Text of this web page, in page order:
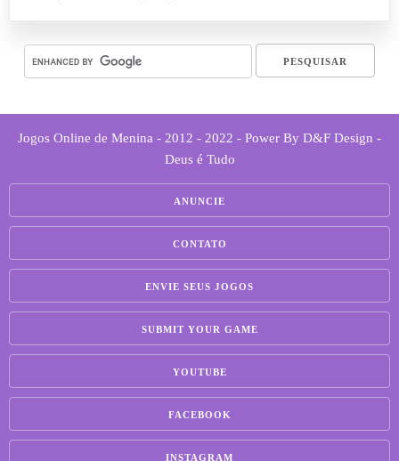
Jogos Online de Menina - 2012 - 2022 - Power By D&F Design -
Deus é Tudo
ANUNCIE
CONTATO
ENVIE SEUS JOGOS
SUBMIT YOUR GAME
YOUTUBE
FACEBOOK
INSTAGRAM